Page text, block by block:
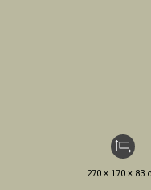
270 × 170 × 83